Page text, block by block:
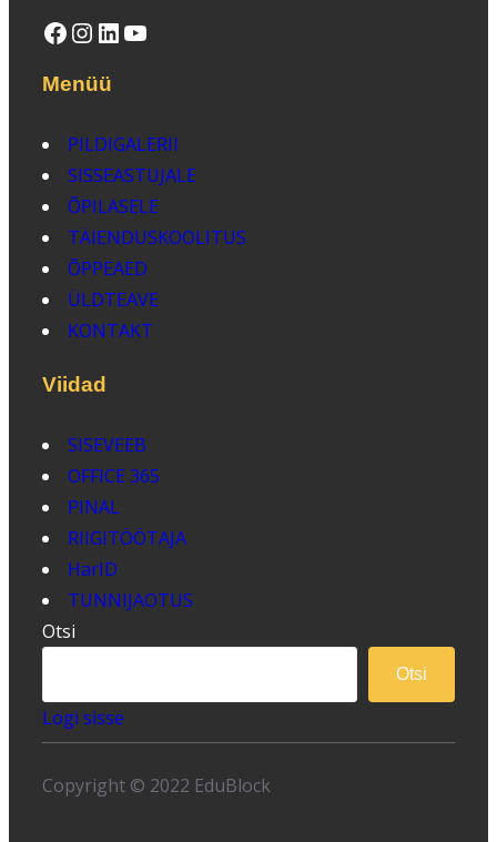
Facebook InstagramLinkedIn YouTube
Menüü
PILDIGALERII
SISSEASTUJALE
ÕPILASELE
TÄIENDUSKOOLITUS
ÕPPEAED
ÜLDTEAVE
KONTAKT
Viidad
SISEVEEB
OFFICE 365
PINAL
RIIGITÖÖTAJA
HarID
TUNNIJAOTUS
Otsi
Otsi
Logi sisse
Copyright © 2022 EduBlock